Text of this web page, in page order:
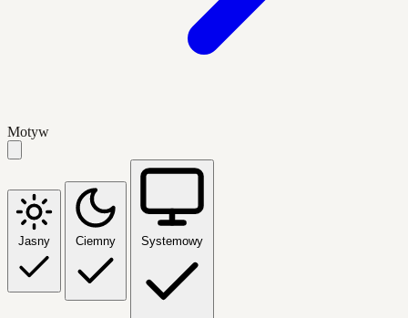
Motyw
Jasny Ciemny Systemowy